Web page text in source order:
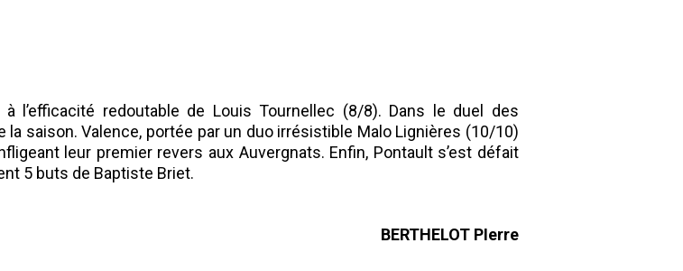
l’efficacité redoutable de Louis Tournellec (8/8). Dans le duel des
saison. Valence, portée par un duo irrésistible Malo Lignières (10/10)
leur premier revers aux Auvergnats. Enfin, Pontault s’est défait
5 buts de Baptiste Briet.
BERTHELOT PIerre